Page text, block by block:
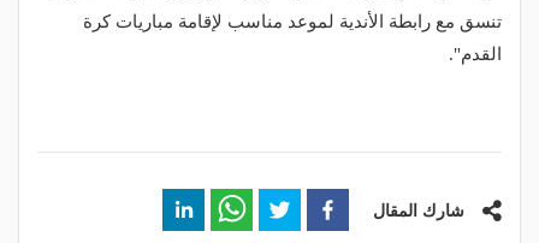
تنسق مع رابطة الأندية لموعد مناسب لإقامة مباريات كرة
القدم".
شارك المقال